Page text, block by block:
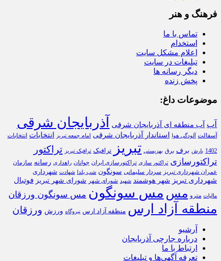
فرهنگ و هنر
تماس با ما
استخدام
اعلام مشکل سایت
تبلیغات در سایت
دیگر رسانه ها
پخش زنده
موضوعات داغ:
آب آب منطقه ای آذربایجان شرقی آذربایجان شرقی
آسفالت آلودگی هوا استاندار آذربایجان شرقی امام جمعه تبریز انتخابات انتخابات
1402 بارش برف برق بهزیستی تبریز ترافیک ترافیک تبریز تراکتور
تراکتورسازی تراکتور سازی تراکتورسازی ایران جوانان راهداری رسانه سازمان
عمران شهرداری تبریز سردار سلیمانی سونگون شب یلدا شهادت شهرداری
شهرداری تبریز شهر هوشمند شهید شورای شهر شورای شهر تبریز فوتبال
مالیات مترو مس مس سونگون مس سونگون ورزقان
منطقه آزاد ارس منظقه آزاد ارس نیروگاه ورزش ورزقان
آرشیو
درباره جارچی آذربایجان
ارتباط با ما
تعرفه آگهی‌ها و تبلیغات